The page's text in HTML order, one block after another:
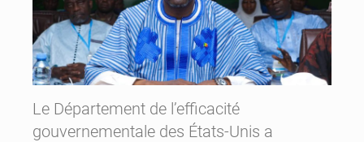
Le Département de l’efficacité
gouvernementale des États-Unis a